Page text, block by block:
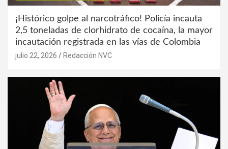
¡Histórico golpe al narcotráfico! Policía incauta
2,5 toneladas de clorhidrato de cocaína, la mayor
incautación registrada en las vías de Colombia
julio 22, 2026 Redacción NVC